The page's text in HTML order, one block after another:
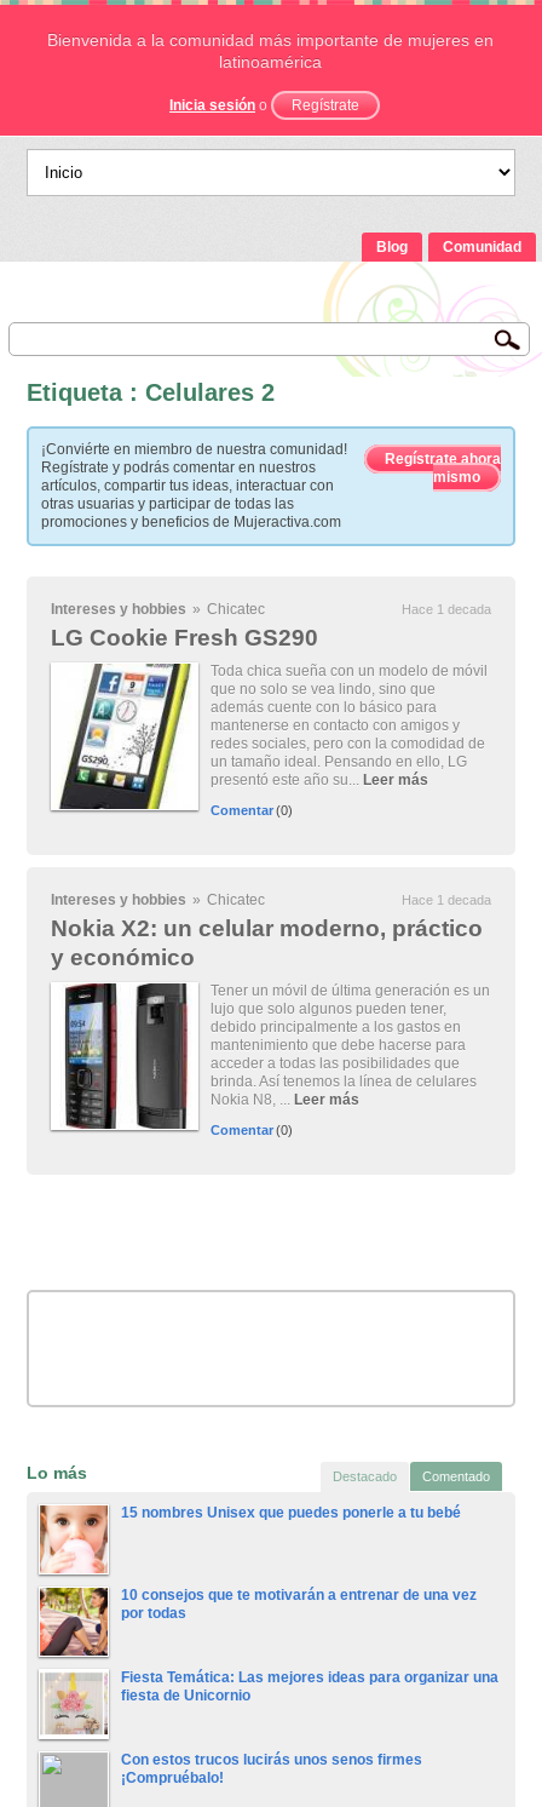
Bienvenida a la comunidad más importante de mujeres en
latinoamérica
Inicia sesión o Regístrate
Blog Comunidad
Etiqueta : Celulares 2
¡Conviérte en miembro de nuestra comunidad!
Regístrate y podrás comentar en nuestros
artículos, compartir tus ideas, interactuar con
otras usuarias y participar de todas las
promociones y beneficios de Mujeractiva.com
Regístrate ahora
mismo
Intereses y hobbies » Chicatec Hace 1 decada
LG Cookie Fresh GS290
Toda chica sueña con un modelo de móvil
que no solo se vea lindo, sino que
además cuente con lo básico para
mantenerse en contacto con amigos y
redes sociales, pero con la comodidad de
un tamaño ideal. Pensando en ello, LG
presentó este año su... Leer más
Comentar(0)
Intereses y hobbies » Chicatec Hace 1 decada
Nokia X2: un celular moderno, práctico
y económico
Tener un móvil de última generación es un
lujo que solo algunos pueden tener,
debido principalmente a los gastos en
mantenimiento que debe hacerse para
acceder a todas las posibilidades que
brinda. Así tenemos la línea de celulares
Nokia N8, ... Leer más
Comentar(0)
Lo más Destacado Comentado
15 nombres Unisex que puedes ponerle a tu bebé
10 consejos que te motivarán a entrenar de una vez
por todas
Fiesta Temática: Las mejores ideas para organizar una
fiesta de Unicornio
Con estos trucos lucirás unos senos firmes
¡Compruébalo!